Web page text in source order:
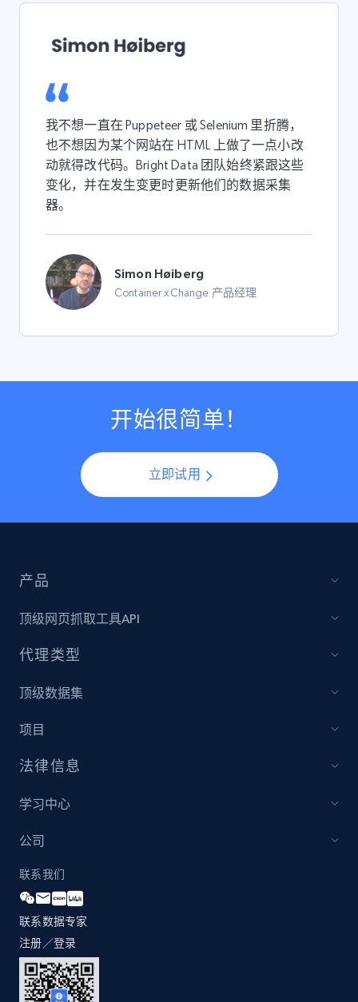
我不想一直在 Puppeteer 或 Selenium 里折腾，
也不想因为某个网站在 HTML 上做了一点小改
动就得改代码。Bright Data 团队始终紧跟这些
变化，并在发生变更时更新他们的数据采集
器。
Simon Høiberg
Container xChange 产品经理
开始很简单！
立即试用
产品
顶级网页抓取工具API
代理类型
顶级数据集
项目
法律信息
学习中心
公司
联系我们
联系数据专家
注册／登录